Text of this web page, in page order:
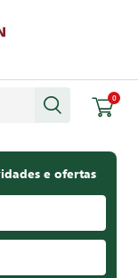
0
e ofertas